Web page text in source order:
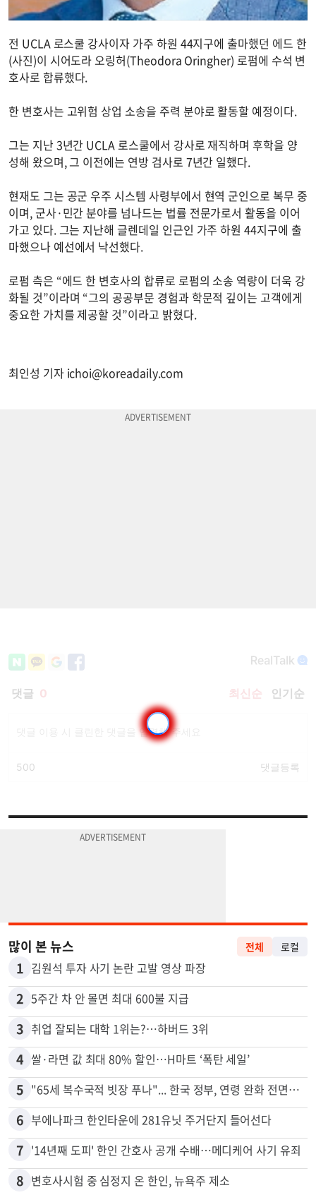
전 UCLA 로스쿨 강사이자 가주 하원 44지구에 출마했던 에드 한
(사진)이 시어도라 오링허(Theodora Oringher) 로펌에 수석 변
호사로 합류했다.
한 변호사는 고위험 상업 소송을 주력 분야로 활동할 예정이다.
그는 지난 3년간 UCLA 로스쿨에서 강사로 재직하며 후학을 양
성해 왔으며, 그 이전에는 연방 검사로 7년간 일했다.
현재도 그는 공군 우주 시스템 사령부에서 현역 군인으로 복무 중
이며, 군사·민간 분야를 넘나드는 법률 전문가로서 활동을 이어
가고 있다. 그는 지난해 글렌데일 인근인 가주 하원 44지구에 출
마했으나 예선에서 낙선했다.
로펌 측은 “에드 한 변호사의 합류로 로펌의 소송 역량이 더욱 강
화될 것”이라며 “그의 공공부문 경험과 학문적 깊이는 고객에게
중요한 가치를 제공할 것”이라고 밝혔다.
최인성 기자 ichoi@koreadaily.com
1 김원석 투자 사기 논란 고발 영상 파장
2 5주간 차 안 몰면 최대 600불 지급
3 취업 잘되는 대학 1위는?…하버드 3위
4 쌀·라면 값 최대 80% 할인…H마트 ‘폭탄 세일’
5
6 부에나파크 한인타운에 281유닛 주거단지 들어선다
7 '14년째 도피' 한인 간호사 공개 수배…메디케어 사기 유죄